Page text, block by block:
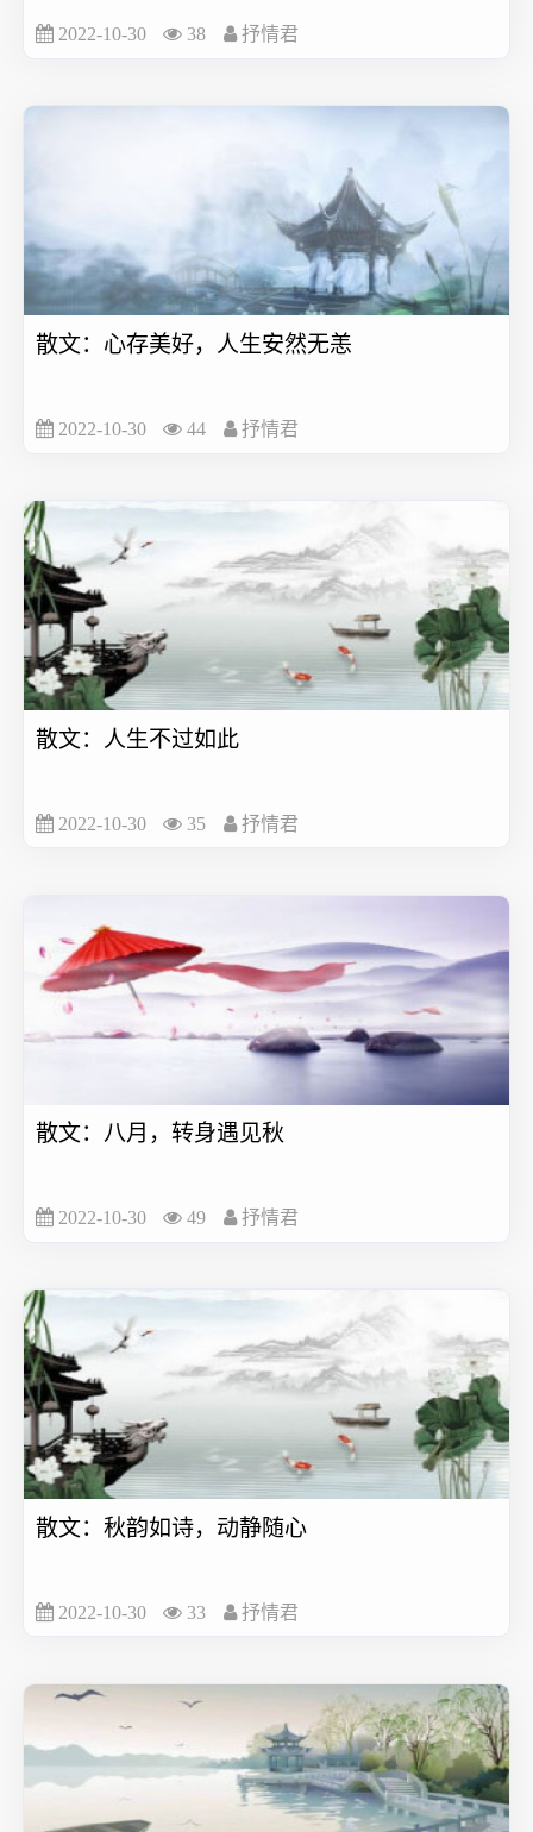
2022-10-30 38 抒情君
散文：心存美好，人生安然无恙
2022-10-30 44 抒情君
散文：人生不过如此
2022-10-30 35 抒情君
散文：八月，转身遇见秋
2022-10-30 49 抒情君
散文：秋韵如诗，动静随心
2022-10-30 33 抒情君